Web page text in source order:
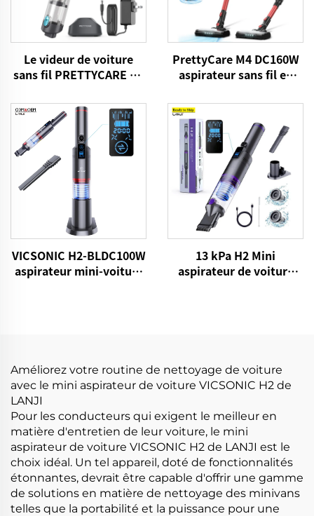
Le videur de voiture
sans fil PRETTYCARE H1
PrettyCare M4 DC160W
aspirateur sans fil en
de voiture
VICSONIC H2-BLDC100W
aspirateur mini-voiture
13 kPa H2 Mini
aspirateur de voiture
Améliorez votre routine de nettoyage de voiture
avec le mini aspirateur de voiture VICSONIC H2 de
LANJI
Pour les conducteurs qui exigent le meilleur en
matière d'entretien de leur voiture, le mini
aspirateur de voiture VICSONIC H2 de LANJI est le
choix idéal. Un tel appareil, doté de fonctionnalités
étonnantes, devrait être capable d'offrir une gamme
de solutions en matière de nettoyage des minivans
telles que la portabilité et la puissance pour une